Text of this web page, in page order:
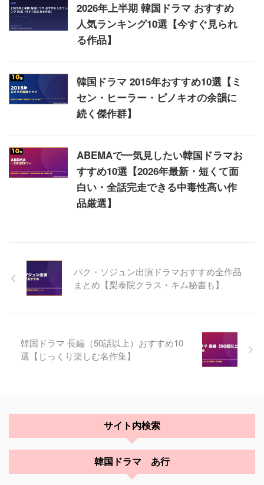
2026年上半期 韓国ドラマ おすすめ
人気ランキング10選【今すぐ見られ
る作品】
韓国ドラマ 2015年おすすめ10選【ミ
セン・ヒーラー・ピノキオの余韻に
続く傑作群】
ABEMAで一気見したい韓国ドラマお
すすめ10選【2026年最新・短くて面
白い・全話完走できる中毒性高い作
品厳選】
パク・ソジュン出演ドラマおすすめ全作品
まとめ【梨泰院クラス・キム秘書も】
韓国ドラマ 長編（50話以上）おすすめ10
選【じっくり楽しむ名作集】
サイト内検索
韓国ドラマ あ行